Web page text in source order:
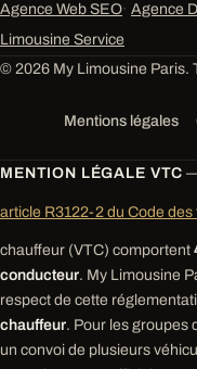
Agence Web SEO· Agence
Limousine Service
© 2026 My Limousine Paris.
Mentions légales
MENTION LÉGALE VTC
article R3122-2 du Code
chauffeur (VTC) comportent
conducteur. My Limousine
respect de cette
chauffeur. Pour les groupes
un convoi de plusieurs